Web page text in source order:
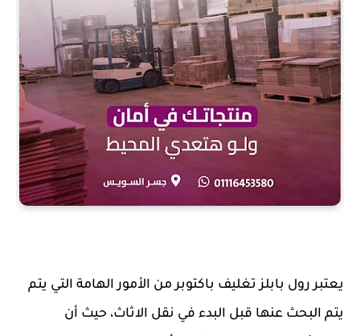
يعتبر رول بابلز تغليف باكتوبر من الأمور الهامة التي يتم
يتم البحث عنها قبل البدء في نقل الاثاث، حيث أن